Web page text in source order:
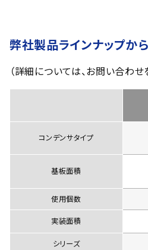
弊社製品ラインナップか
（詳細については、お問い合わせ
コンデンサタイプ
基板面積
使用個数
実装面積
シリーズ